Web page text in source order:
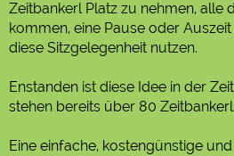
Zeitbankerl Platz zu nehmen, alle
kommen, eine Pause oder
diese Sitzgelegenheit nutzen.
Enstanden ist diese Idee in der
stehen bereits über 80
Eine einfache, kostengünstige